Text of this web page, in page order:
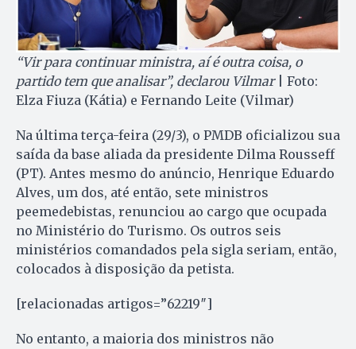
“Vir para continuar ministra, aí é outra coisa, o
partido tem que analisar”, declarou Vilmar| Foto:
Elza Fiuza (Kátia) e Fernando Leite (Vilmar)
Na última terça-feira (29/3), o PMDB oficializou sua
saída da base aliada da presidente Dilma Rousseff
(PT). Antes mesmo do anúncio, Henrique Eduardo
Alves, um dos, até então, sete ministros
peemedebistas, renunciou ao cargo que ocupada
no Ministério do Turismo. Os outros seis
ministérios comandados pela sigla seriam, então,
colocados à disposição da petista.
[relacionadas artigos=”62219″]
No entanto, a maioria dos ministros não